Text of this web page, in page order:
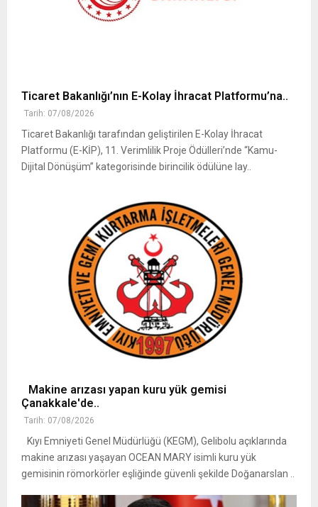
Ticaret Bakanlığı’nın E-Kolay İhracat Platformu’na..
Tarih: 07/08/2026
Ticaret Bakanlığı tarafından geliştirilen E-Kolay İhracat
Platformu (E-KİP), 11. Verimlilik Proje Ödülleri’nde “Kamu-
Dijital Dönüşüm” kategorisinde birincilik ödülüne lay..
Makine arızası yapan kuru yük gemisi
Çanakkale'de..
Tarih: 07/08/2026
Kıyı Emniyeti Genel Müdürlüğü (KEGM), Gelibolu açıklarında
makine arızası yaşayan OCEAN MARY isimli kuru yük
gemisinin römorkörler eşliğinde güvenli şekilde Doğanarslan ..